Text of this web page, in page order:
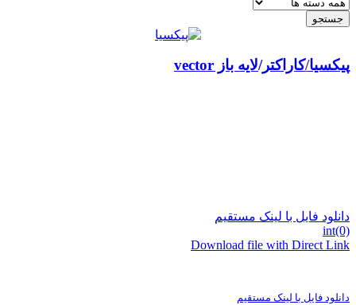
پیکسیا/ لایه باز vector کاراکتر
دانلود فایل با لینک مستقیم
int(0)
Download file with Direct Link
دانلود فایل با لینک مستقیم